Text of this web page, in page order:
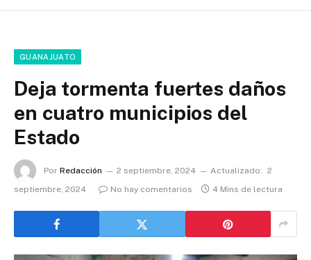
GUANAJUATO
Deja tormenta fuertes daños
en cuatro municipios del
Estado
Por Redacción 2 septiembre, 2024 Actualizado: 2
septiembre, 2024
No hay comentarios 4 Mins de lectura